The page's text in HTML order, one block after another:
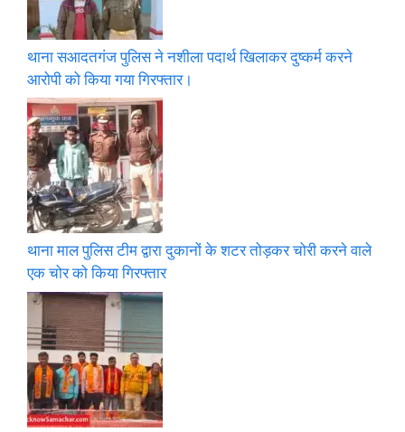
थाना सआदतगंज पुलिस ने नशीला पदार्थ खिलाकर दुष्कर्म करने
आरोपी को किया गया गिरफ्तार।
थाना माल पुलिस टीम द्वारा दुकानों के शटर तोड़कर चोरी करने वाले
एक चोर को किया गिरफ्तार